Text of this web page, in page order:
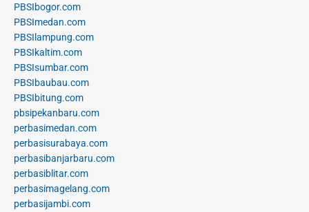
PBSIbogor.com
PBSImedan.com
PBSIlampung.com
PBSIkaltim.com
PBSIsumbar.com
PBSIbaubau.com
PBSIbitung.com
pbsipekanbaru.com
perbasimedan.com
perbasisurabaya.com
perbasibanjarbaru.com
perbasiblitar.com
perbasimagelang.com
perbasijambi.com